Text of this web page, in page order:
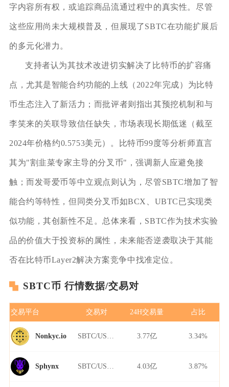
字内容所有权，或追踪商品流通过程中的真实性。尽管
这些应用尚未大规模普及，但展现了SBTC在功能扩展后
的多元化潜力。
支持者认为其技术改进切实解决了比特币的扩容痛
点，尤其是智能合约功能的上线（2022年完成）为比特
币生态注入了新活力；而批评者则指出其预挖机制和与
李笑来的关联导致信任缺失，市场表现长期低迷（截至
2024年价格约0.5753美元）。比特币99度等分析师直言
其为"割韭菜专家主导的分叉币"，强调新人应避免接
触；而发哥爱币等中立观点则认为，尽管SBTC增加了智
能合约等特性，但同类分叉币如BCX、UBTC已实现类
似功能，其创新性不足。总体来看，SBTC作为技术实验
品的价值大于投资标的属性，未来能否逆袭取决于其能
否在比特币Layer2解决方案竞争中找准定位。
SBTC币 行情数据/交易对
交易平台 交易对 24H交易量 占比
Nonkyc.io 3.77亿 3.34%
Sphynx 4.03亿 3.87%